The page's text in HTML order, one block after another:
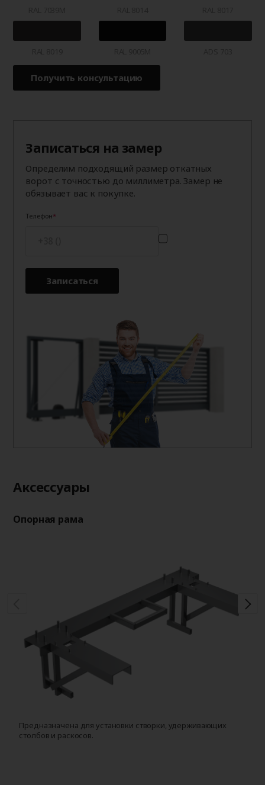
Получить консультацию
Записаться на замер
Определим подходящий размер откатных
ворот с точностью до миллиметра. Замер не
обязывает вас к покупке.
Телефон
Записаться
Aксессуары
Опорная рама
Предназначена для установки створки, удерживающих
столбов и раскосов.